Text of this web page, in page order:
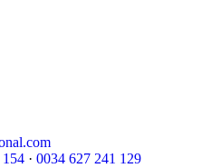
154 · 0034 627 241 129